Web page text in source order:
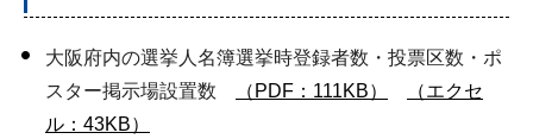
大阪府内の選挙人名簿選挙時登録者数・投票区数・ポ
スター掲示場設置数
（PDF：111KB）
（エクセ
ル：43KB）